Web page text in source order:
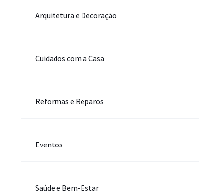
Arquitetura e Decoração
Cuidados com a Casa
Reformas e Reparos
Eventos
Saúde e Bem-Estar